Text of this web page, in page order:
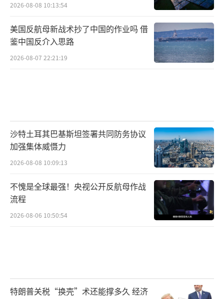
2026-08-08 10:13:54
美国反航母新战术抄了中国的作业吗 借
鉴中国反介入思路
2026-08-07 22:21:19
沙特土耳其巴基斯坦签署共同防务协议
加强集体威慑力
2026-08-08 10:09:13
不愧是全球最强！央视公开反航母作战
流程
2026-08-06 10:50:54
特朗普关税“换壳”术还能撑多久 经济